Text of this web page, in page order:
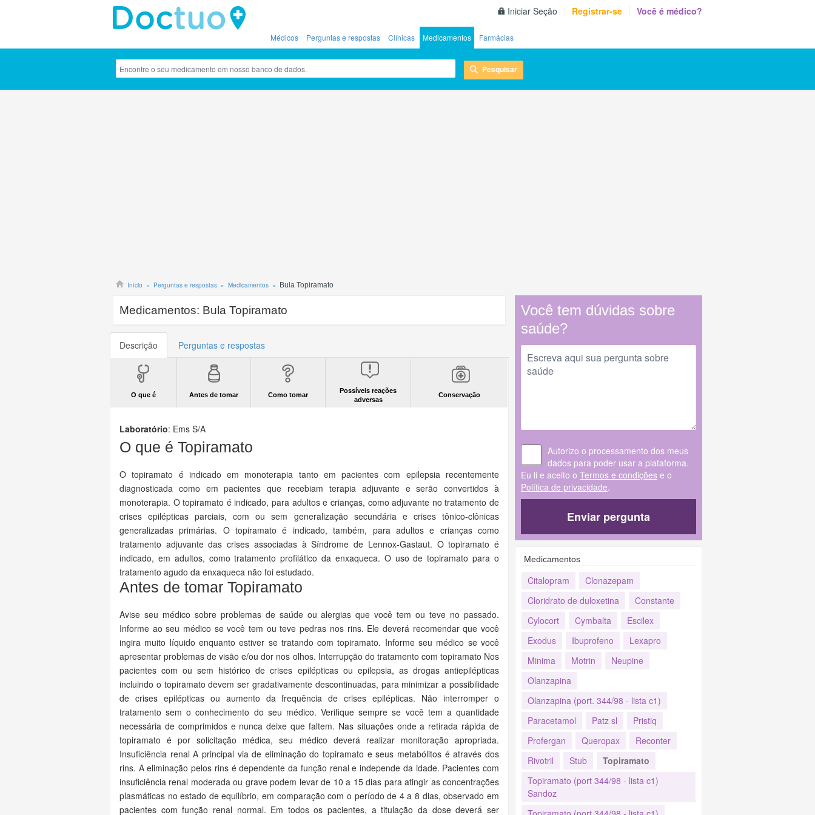
Iniciar Seção Registrar-se Você é médico?
Médicos Perguntas e respostas Clínicas Medicamentos Farmácias
Pesquisar
Início Perguntas e respostas Medicamentos Bula Topiramato
Medicamentos: Bula Topiramato
Descrição Perguntas e respostas
O que é Antes de tomar Como tomar
Possíveis reações
adversas
Conservação
Laboratório: Ems S/A
O que é Topiramato
O topiramato é indicado em monoterapia tanto em pacientes com epilepsia recentemente
diagnosticada como em pacientes que recebiam terapia adjuvante e serão convertidos à
monoterapia. O topiramato é indicado, para adultos e crianças, como adjuvante no tratamento de
crises epilépticas parciais, com ou sem generalização secundária e crises tônico-clônicas
generalizadas primárias. O topiramato é indicado, também, para adultos e crianças como
tratamento adjuvante das crises associadas à Síndrome de Lennox-Gastaut. O topiramato é
indicado, em adultos, como tratamento profilático da enxaqueca. O uso de topiramato para o
tratamento agudo da enxaqueca não foi estudado.
Antes de tomar Topiramato
Avise seu médico sobre problemas de saúde ou alergias que você tem ou teve no passado. Informe ao seu médico se você tem ou teve pedras nos rins. Ele deverá recomendar que você ingira muito líquido enquanto estiver se tratando com topiramato. Informe seu médico se você apresentar problemas de visão e/ou dor nos olhos. Interrupção do tratamento com topiramato Nos pacientes com ou sem histórico de crises epilépticas ou epilepsia, as drogas antiepilépticas incluindo o topiramato devem ser gradativamente descontinuadas, para minimizar a possibilidade de crises epilépticas ou aumento da frequência de crises epilépticas. Não interromper o tratamento sem o conhecimento do seu médico. Verifique sempre se você tem a quantidade necessária de comprimidos e nunca deixe que faltem. Nas situações onde a retirada rápida de topiramato é por solicitação médica, seu médico deverá realizar monitoração apropriada. Insuficiência renal A principal via de eliminação do topiramato e seus metabólitos é através dos rins. A eliminação pelos rins é dependente da função renal e independe da idade. Pacientes com insuficiência renal moderada ou grave podem levar de 10 a 15 dias para atingir as concentrações plasmáticas no estado de equilíbrio, em comparação com o período de 4 a 8 dias, observado em pacientes com função renal normal. Em todos os pacientes, a titulação da dose deverá ser orientada pelo resultado clínico (isto é, controle das crises, evitando efeitos colaterais), considerando-se que indivíduos sabidamente portadores de insuficiência renal poderão precisar de um tempo mais longo para alcançar o estado de equilíbrio, a cada dose. Informe ao seu médico se você tem ou teve problemas renais. Hidratação Diminuição e ausência da transpiração foram reportadas em associação com o uso de topiramato. A diminuição da transpiração e o aumento da temperatura corpórea podem ocorrer especialmente em crianças jovens expostas ao calor. A hidratação adequada durante o uso de topiramato é muito importante. A hidratação pode reduzir o risco de pedras nos rins. Ingerir líquidos antes e durante atividades como exercícios físicos ou exposição a temperaturas elevadas pode reduzir o risco de eventos adversos relacionados ao calor. Transtornos do humor / Depressão Um aumento na incidência de transtornos do humor e depressão tem sido observado durante o tratamento com topiramato. Informe ao seu médico se você apresentar alterações de humor ou depressão. Ideação suicida O uso de medicamentos para tratar a epilepsia, inclusive topiramato, aumentam o risco de pensamentos ou comportamentos suicidas em pacientes que utilizam estes medicamentos para qualquer indicação. O mecanismo para este risco não é conhecido. Se em algum momento você tiver pensamentos ou comportamentos suicidas, entre em contato com seu médico imediatamente. Cálculos renais (nefrolitíase) Alguns pacientes, especialmente aqueles com predisposição à formação de cálculos renais, podem ter risco aumentado de formação de cálculo renal e sinais e sintomas associados, tais como cólica renal, dor renal e dor em flanco (dor na lateral do abdômen). Fatores de risco de cálculos renais incluem antecedentes de cálculo renal, histórico familiar de nefrolitíase e hipercalciúria (nível elevado de cálcio na urina). Nenhum desses fatores de risco pode antecipar com certeza a formação de cálculo durante tratamento com topiramato. Além disso, pacientes utilizando outros medicamentos associados à possibilidade de ocorrência de nefrolitíase podem ter um risco aumentado. Informe ao seu médico se você tem ou teve pedras nos rins, ou se há histórico familiar de cálculo renal. Insuficiência hepática O topiramato deve ser administrado com cuidado em pacientes com insuficiência hepática, uma vez que a depuração do topiramato pode estar reduzida neste grupo de pacientes. Miopia aguda e glaucoma agudo de ângulo fechado secundário Uma síndrome consistindo de miopia aguda e glaucoma agudo de ângulo fechado secundário tem sido relatada em pacientes em uso de topiramato. Os sintomas incluem início agudo de redução da acuidade visual e/ou dor ocular. Achados oftalmológicos podem incluir miopia, redução da câmara anterior, hiperemia ocular (vermelhidão) e aumento da pressão intraocular. Midríase (dilatação da pupila) pode ou não estar presente. Os sintomas ocorrem, caracteristicamente, no primeiro mês após do início do tratamento com topiramato. Ao contrário do glaucoma de ângulo fechado primário, que é raro em pessoas com menos de 40 anos, o glaucoma agudo de ângulo fechado secundário associado com topiramato tem sido relatado tanto em pacientes pediátricos como adultos. O tratamento inclui a interrupção do topiramato, o mais rápido possível de acordo com a avaliação do médico, e medidas apropriadas para reduzir a pressão intraocular. Estas medidas geralmente resultam na redução da pressão intraocular. Elevada pressão intraocular de qualquer natureza, se não for tratada, pode acarretar em graves sequelas, incluindo perda permanente da visão. Informe seu médico se você apresentar problemas de visão, redução da acuidade visual, miopia, vermelhidão e/ou dor nos olhos. Alterações no campo visual Alterações no campo visual têm sido relatadas em pacientes que receberam topiramato, independente da pressão intraocular elevada. Em estudos clínicos, a maioria destas alterações foram reversíveis após a interrupção do tratamento com topiramato. Se ocorrerem problemas visuais durante qualquer momento do tratamento com topiramato, você deve entrar em contato com seu médico, pois ele decidirá se é necessário interromper o tratamento. Acidose metabólica Hipercloremia (aumento de cloro no sangue), hiato não aniônico, acidose metabólica (isto é, redução do bicarbonato sérico abaixo do intervalo de referência normal na ausência de alcalose respiratória) estão associados ao tratamento com topiramato. A redução no bicarbonato ocorre geralmente no início do tratamento, mas pode ocorrer ao longo da duração do tratamento. Dependendo das condições de base, recomenda-se avaliação adequada, incluindo níveis de bicarbonato sérico, durante o tratamento com topiramato. Se a acidose metabólica (acidez do sangue) ocorrer e persistir, deve-se considerar redução da dose ou interrupção do topiramato (usando redução gradual da dose). Suplementação nutricional Informe seu médico se você perder peso durante o tratamento com topiramato, para que ele possa considerar a suplementação da dieta ou o aumento da ingestão de alimentos. Efeito sobre a capacidade de dirigir veículos e operar máquinas O topiramato age sobre o sistema nervoso central, podendo produzir sonolência, tontura ou outros sintomas relacionados. Isto pode causar distúrbios visuais e/ou visão turva. Tais reações podem ser potencialmente perigosas para pacientes dirigindo veículos ou operando máquinas. Certifique-se de que o medicamento não altera seu estado de alerta antes de você dirigir, operar máquinas ou executar tarefas que podem ser perigosas, caso você não esteja atento. Gravidez e Amamentação Informe ao seu médico a ocorrência de gravidez na vigência do tratamento ou após o seu término. Seu médico decidirá se você poderá tomar topiramato. Como qualquer outro anticonvulsivante, há um risco para o feto se você estiver usando topiramato durante a gravidez. Informar ao médico se está amamentando. Este medicamento não deve ser utilizado por mulheres grávidas sem orientação médica. Informe imediatamente seu médico em caso de suspeita de gravidez. Interações medicamentosas Avise seu médico a respeito de outros medicamentos que você esteja tomando, inclusive aqueles que você comprou sem receita médica e quaisquer outros remédios ou suplementos dietéticos que você esteja usando. É muito importante que seu médico saiba se você está tomando digoxina, anticoncepcionais orais, metformina ou quaisquer outras drogas antiepilépticas, como fenitoína, carbamazepina, ácido valproico, fenobarbital e primidona. Você também deve informá-lo caso ingira bebidas alcoólicas ou esteja tomando drogas que diminuem a atividade do sistema nervoso (depressores do sistema nervoso central), por exemplo, anti-histamínicos, remédios contra insônia, antidepressivos, calmantes, narcóticos, barbitúricos ou analgésicos. - Efeitos do topiramato sobre outras drogas antiepilépticas A associação de topiramato a outras drogas antiepilépticas (fenitoína, carbamazepina, ácido valproico, fenobarbital, primidona) não afeta suas concentrações plasmáticas no estado de equilíbrio, exceto, ocasionalmente, em alguns pacientes, em que a adição de topiramato à fenitoína poderá resultar em aumento das concentrações plasmáticas de fenitoína. Isto se deve possivelmente à inibição de uma enzima (CYP2C19) que elimina a fenitoína do sangue. Consequentemente deverá ser realizada dosagem do nível plasmático de fenitoína em qualquer paciente em tratamento com fenitoína que apresente sinais ou sintomas de toxicidade. - Efeitos de outras drogas antiepilépticas sobre topiramato A fenitoína e a carbamazepina diminuem as concentrações plasmáticas do topiramato. A adição ou descontinuação da fenitoína ou da carbamazepina ao tratamento com topiramato poderá requerer um ajuste de dose deste último. A titulação da dose deverá ser realizada de acordo com o efeito clínico. Tanto a adição quanto a retirada do ácido valproico não produzem mudanças clinicamente significativas nas concentrações plasmáticas de topiramato e, portanto, não exigem ajuste da dose do topiramato. Os resultados destas interações estão resumidos na tabela a seguir. DAE coadministrada fenitoína carbamazepina ácido valproico lamotrigina fenobarbital primidona Concentração da DAE ** = sem efeito sobre as concentrações plasmáticas (alteração < 15%) ** = concentrações plasmáticas aumentadas em alguns pacientes = diminuição das concentrações plasmáticas NE = não estudado DAE = droga antiepiléptica Con
Você tem dúvidas sobre
saúde?
Autorizo o processamento dos meus
dados para poder usar a plataforma.
Eu li e aceito o Termos e condiçõese o
Política de privacidade.
Enviar pergunta
Medicamentos
Citalopram
Clonazepam
Cloridrato de duloxetina
Constante
Cylocort
Cymbalta
Escilex
Exodus
Ibuprofeno
Lexapro
Minima
Motrin
Neupine
Olanzapina
Olanzapina (port. 344/98 - lista c1)
Paracetamol
Patz sl
Pristiq
Profergan
Queropax
Reconter
Rivotril
Stub
Topiramato
Topiramato (port 344/98 - lista c1)
Sandoz